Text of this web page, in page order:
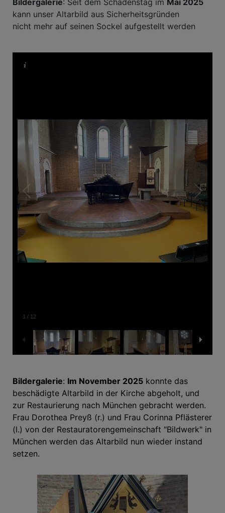
kann unser Altarbild aus Sicherheitsgründen
nicht mehr auf seinen Sockel aufgestellt werden
1 / 12
Bildergalerie: Im November 2025 konnte das
beschädigte Altarbild in der Kirche abgeholt, und
zur Restaurierung nach München gebracht werden.
Frau Dorothea Preyß (r.) und Frau Corinna Pflästerer
(l.) von der Restauratorengemeinschaft "Bildwerk" in
München werden das Altarbild nun wieder instand
setzen.